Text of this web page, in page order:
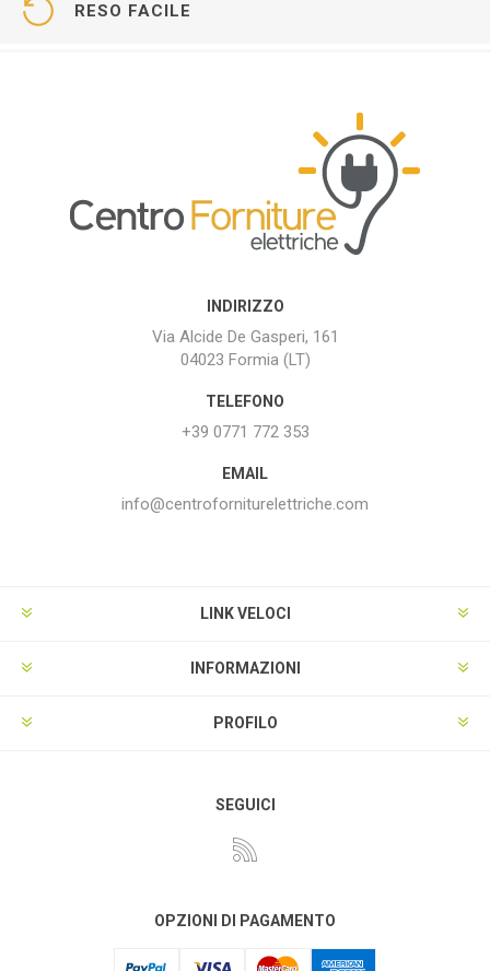
RESO FACILE
INDIRIZZO
Via Alcide De Gasperi, 161
04023 Formia (LT)
TELEFONO
+39 0771 772 353
EMAIL
info@centroforniturelettriche.com
LINK VELOCI
INFORMAZIONI
PROFILO
SEGUICI
OPZIONI DI PAGAMENTO